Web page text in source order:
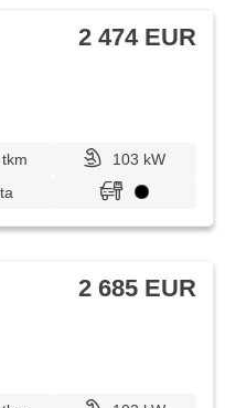
2 474 EUR
103 kW
2 685 EUR